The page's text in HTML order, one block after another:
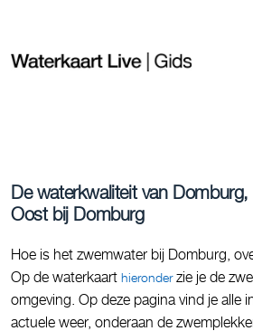
De waterkwaliteit van
Oost bij Domburg
Hoe is het zwemwater bij Domburg,
Op de waterkaart hieronderzie je de
omgeving. Op deze pagina vind je alle
actuele weer, onderaan de